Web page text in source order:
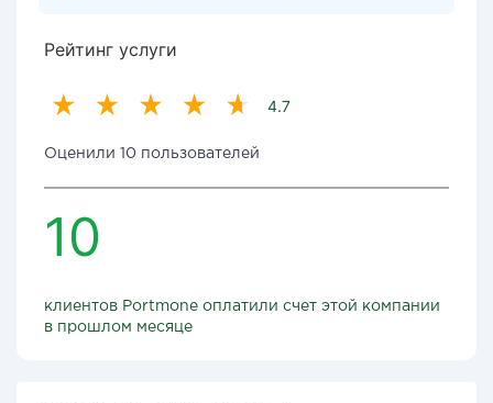
Рейтинг услуги
4.7
Оценили 10 пользователей
10
клиентов Portmone оплатили счет этой компании
в прошлом месяце